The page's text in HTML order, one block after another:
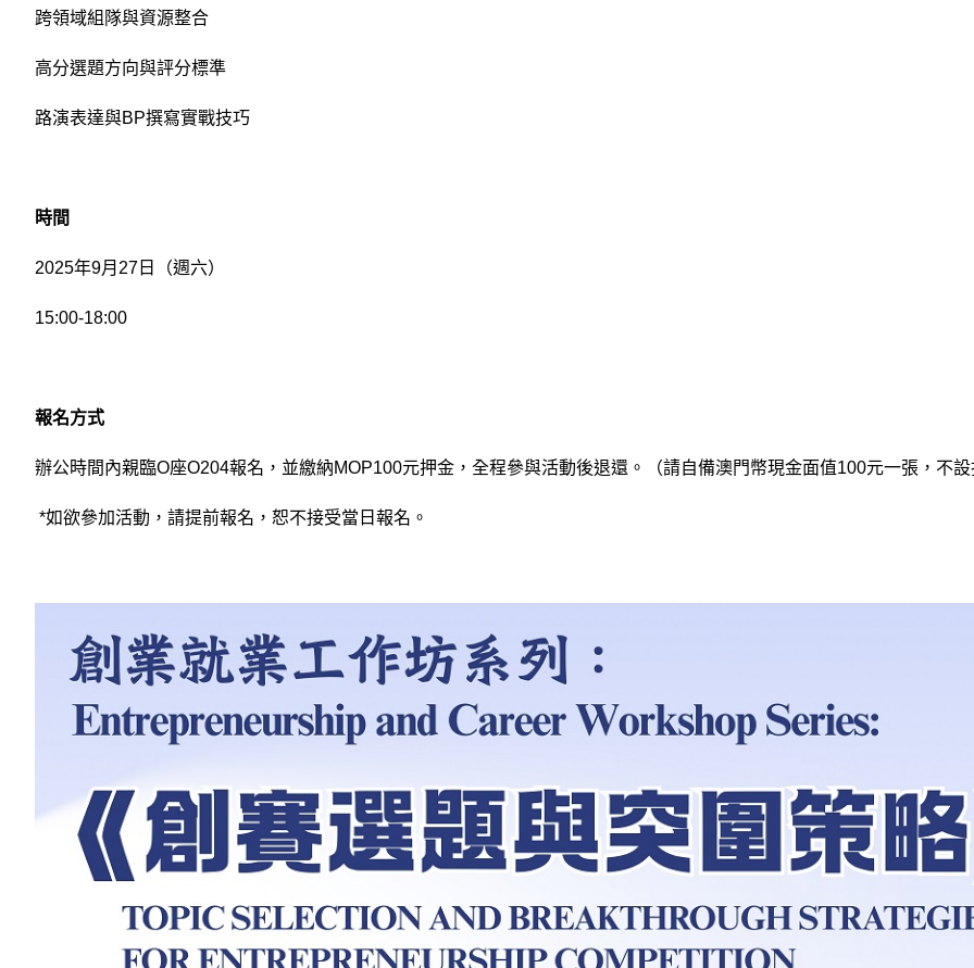
跨領域組隊與資源整合
高分選題方向與評分標準
路演表達與BP撰寫實戰技巧
時間
2025年9月27日（週六）
15:00-18:00
報名方式
辦公時間內親臨O座O204報名，並繳納MOP100元押金，全程參與活動後退還。（請自備澳門幣現金面值100元一張，不
*如欲參加活動，請提前報名，恕不接受當日報名。